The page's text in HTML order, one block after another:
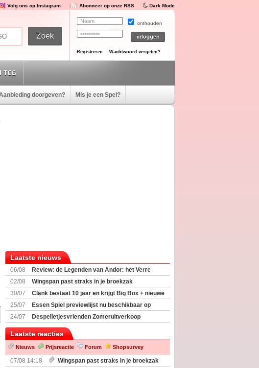
Volg ons op Instagram Abonneer op onze RSS Dark Mode
onthouden
Registreren Wachtwoord vergeten?
TCG
doorgeven? Mis je een Spel?
Laatste nieuws
06/08
Review: de Legenden van Andor: het Verre
Land
02/08
Wingspan past straks in je broekzak
30/07
Clank bestaat 10 jaar en krijgt Big Box + nieuwe
uitbreiding
25/07
Essen Spiel previewlijst nu beschikbaar op
Boardgamegeek
24/07
Despelletjesvrienden Zomeruitverkoop
Laatste reacties
Nieuws Prijsreactie Forum Shopsurvey
07/08 14:18
Wingspan past straks in je broekzak